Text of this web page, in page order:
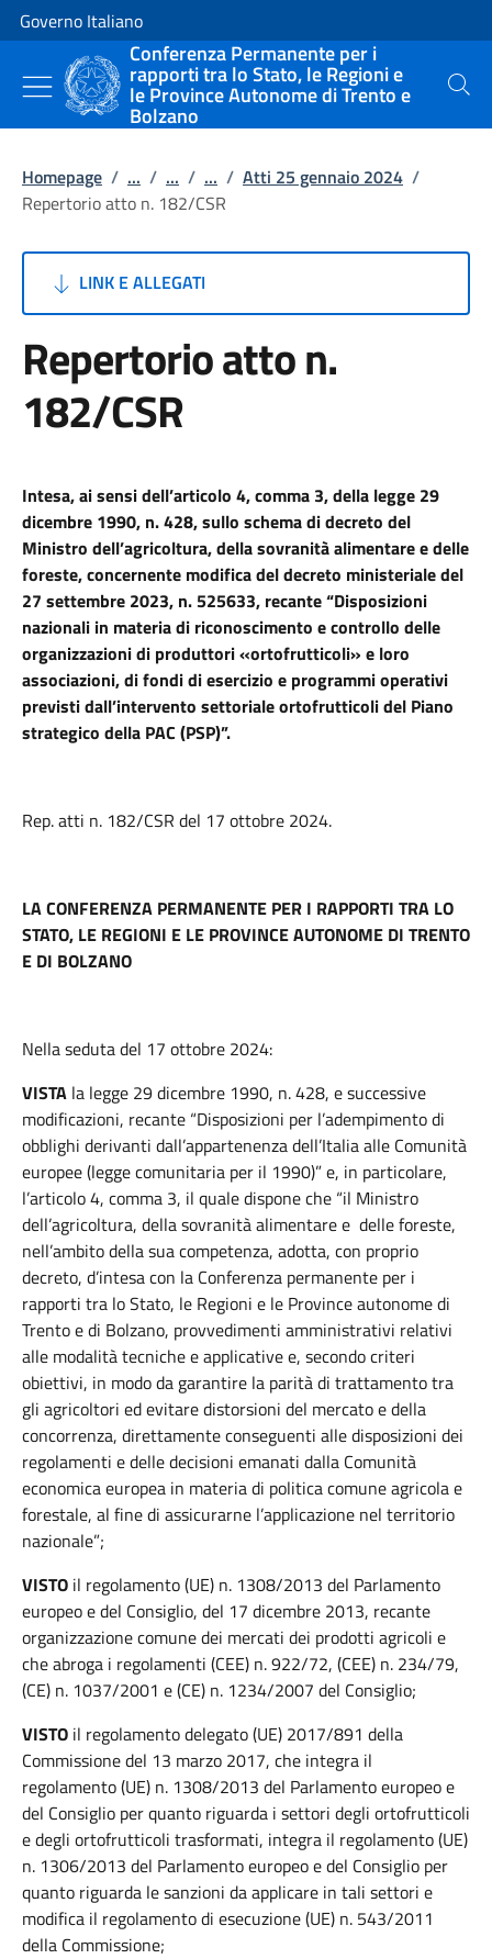
Vai al contenuto
Vai alla navigazione del sito
Governo Italiano
Conferenza Permanente per i
rapporti tra lo Stato, le Regioni e
le Province Autonome di Trento e
Bolzano
Cerca
Homepage / ... / ... / ... / Atti 25 gennaio 2024 /
Repertorio atto n. 182/CSR
LINK E ALLEGATI
Repertorio atto n.
182/CSR
Intesa, ai sensi dell’articolo 4, comma 3, della legge 29
dicembre 1990, n. 428, sullo schema di decreto del
Ministro dell’agricoltura, della sovranità alimentare e delle
foreste, concernente modifica del decreto ministeriale del
27 settembre 2023, n. 525633, recante “Disposizioni
nazionali in materia di riconoscimento e controllo delle
organizzazioni di produttori «ortofrutticoli» e loro
associazioni, di fondi di esercizio e programmi operativi
previsti dall’intervento settoriale ortofrutticoli del Piano
strategico della PAC (PSP)”.
Rep. atti n. 182/CSR del 17 ottobre 2024.
LA CONFERENZA PERMANENTE PER I RAPPORTI TRA LO
STATO, LE REGIONI E LE PROVINCE AUTONOME DI TRENTO
E DI BOLZANO
Nella seduta del 17 ottobre 2024:
VISTA la legge 29 dicembre 1990, n. 428, e successive
modificazioni, recante “Disposizioni per l’adempimento di
obblighi derivanti dall’appartenenza dell’Italia alle Comunità
europee (legge comunitaria per il 1990)” e, in particolare,
l’articolo 4, comma 3, il quale dispone che “il Ministro
dell’agricoltura, della sovranità alimentare e delle foreste,
nell’ambito della sua competenza, adotta, con proprio
decreto, d’intesa con la Conferenza permanente per i
rapporti tra lo Stato, le Regioni e le Province autonome di
Trento e di Bolzano, provvedimenti amministrativi relativi
alle modalità tecniche e applicative e, secondo criteri
obiettivi, in modo da garantire la parità di trattamento tra
gli agricoltori ed evitare distorsioni del mercato e della
concorrenza, direttamente conseguenti alle disposizioni dei
regolamenti e delle decisioni emanati dalla Comunità
economica europea in materia di politica comune agricola e
forestale, al fine di assicurarne l’applicazione nel territorio
nazionale”;
VISTO il regolamento (UE) n. 1308/2013 del Parlamento
europeo e del Consiglio, del 17 dicembre 2013, recante
organizzazione comune dei mercati dei prodotti agricoli e
che abroga i regolamenti (CEE) n. 922/72, (CEE) n. 234/79,
(CE) n. 1037/2001 e (CE) n. 1234/2007 del Consiglio;
VISTO il regolamento delegato (UE) 2017/891 della
Commissione del 13 marzo 2017, che integra il
regolamento (UE) n. 1308/2013 del Parlamento europeo e
del Consiglio per quanto riguarda i settori degli ortofrutticoli
e degli ortofrutticoli trasformati, integra il regolamento (UE)
n. 1306/2013 del Parlamento europeo e del Consiglio per
quanto riguarda le sanzioni da applicare in tali settori e
modifica il regolamento di esecuzione (UE) n. 543/2011
della Commissione;